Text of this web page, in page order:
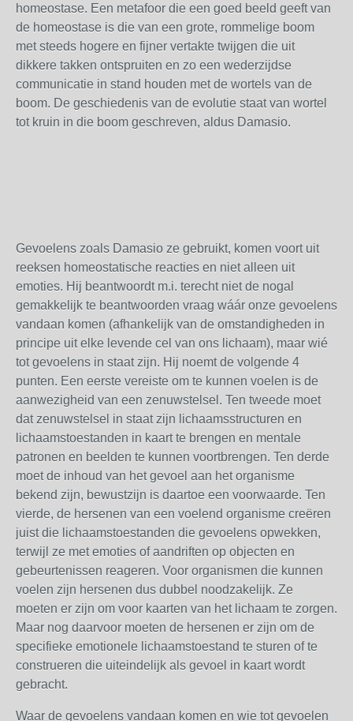
homeostase. Een metafoor die een goed beeld geeft van
de homeostase is die van een grote, rommelige boom
met steeds hogere en fijner vertakte twijgen die uit
dikkere takken ontspruiten en zo een wederzijdse
communicatie in stand houden met de wortels van de
boom. De geschiedenis van de evolutie staat van wortel
tot kruin in die boom geschreven, aldus Damasio.
Gevoelens zoals Damasio ze gebruikt, komen voort uit
reeksen homeostatische reacties en niet alleen uit
emoties. Hij beantwoordt m.i. terecht niet de nogal
gemakkelijk te beantwoorden vraag wáár onze gevoelens
vandaan komen (afhankelijk van de omstandigheden in
principe uit elke levende cel van ons lichaam), maar wié
tot gevoelens in staat zijn. Hij noemt de volgende 4
punten. Een eerste vereiste om te kunnen voelen is de
aanwezigheid van een zenuwstelsel. Ten tweede moet
dat zenuwstelsel in staat zijn lichaamsstructuren en
lichaamstoestanden in kaart te brengen en mentale
patronen en beelden te kunnen voortbrengen. Ten derde
moet de inhoud van het gevoel aan het organisme
bekend zijn, bewustzijn is daartoe een voorwaarde. Ten
vierde, de hersenen van een voelend organisme creëren
juist die lichaamstoestanden die gevoelens opwekken,
terwijl ze met emoties of aandriften op objecten en
gebeurtenissen reageren. Voor organismen die kunnen
voelen zijn hersenen dus dubbel noodzakelijk. Ze
moeten er zijn om voor kaarten van het lichaam te zorgen.
Maar nog daarvoor moeten de hersenen er zijn om de
specifieke emotionele lichaamstoestand te sturen of te
construeren die uiteindelijk als gevoel in kaart wordt
gebracht.
Waar de gevoelens vandaan komen en wie tot gevoelen